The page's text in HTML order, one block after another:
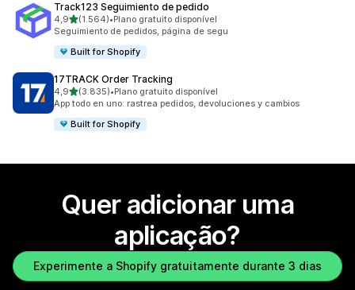
Track123 Seguimiento de pedido
4,9de 5 estrelas
(1.564)
1564 total de avaliações
•Plano gratuito disponível
Seguimiento de pedidos, página de segu
Built for Shopify
17TRACK Order Tracking
4,9de 5 estrelas
(3.835)
3835 total de avaliações
•Plano gratuito disponível
App todo en uno: rastrea pedidos, devoluciones y cambios
Built for Shopify
Quer adicionar uma
aplicação?
Experimente a Shopify gratuitamente durante 3 dias